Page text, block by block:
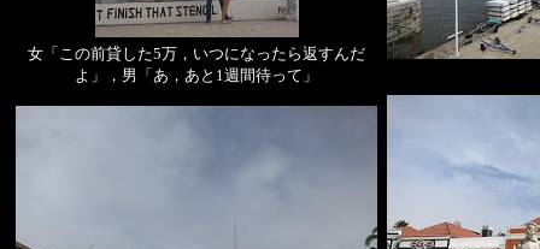
女「この前貸した5万，いつになったら返すんだ
よ」，男「あ，あと1週間待って」